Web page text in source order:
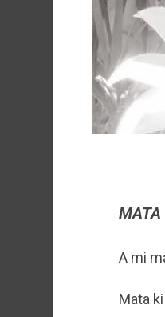
MATA
A mi
Mata